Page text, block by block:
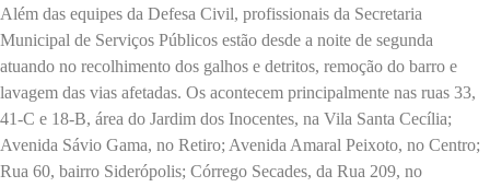
Além das equipes da Defesa Civil, profissionais da Secretaria
Municipal de Serviços Públicos estão desde a noite de segunda
atuando no recolhimento dos galhos e detritos, remoção do barro e
lavagem das vias afetadas. Os acontecem principalmente nas ruas 33,
41-C e 18-B, área do Jardim dos Inocentes, na Vila Santa Cecília;
Avenida Sávio Gama, no Retiro; Avenida Amaral Peixoto, no Centro;
Rua 60, bairro Siderópolis; Córrego Secades, da Rua 209, no